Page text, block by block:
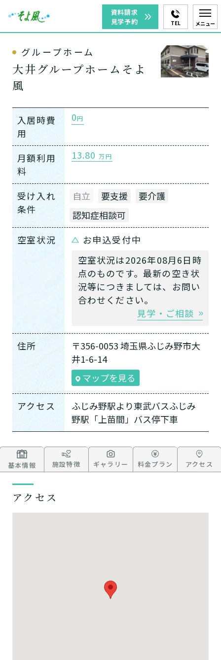
資料請求
見学予約
TEL メニュー
グループホーム
大井グループホームそよ
風
入居時費
用
0円
月額利用
料
13.80 万円
受け入れ
条件
自立 要支援
要介護
認知症相談可
空室状況
お申込受付中
空室状況は2026年08月6日時
点のものです。最新の空き状
況等につきましては、お問い
合わせください。
見学・ご相談
住所
〒356-0053 埼玉県ふじみ野市大
井1-6-14
マップを見る
アクセス
ふじみ野駅より東武バスふじみ
野駅「上苗間」バス停下車
基本情報 施設特徴 ギャラリー 料金プラン アクセス
アクセス